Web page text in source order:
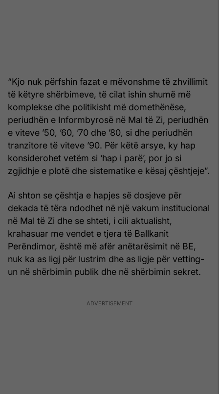
“Kjo nuk përfshin fazat e mëvonshme të zhvillimit
të këtyre shërbimeve, të cilat ishin shumë më
komplekse dhe politikisht më domethënëse,
periudhën e Informbyrosë në Mal të Zi, periudhën
e viteve ’50, ’60, ’70 dhe ’80, si dhe periudhën
tranzitore të viteve ’90. Për këtë arsye, ky hap
konsiderohet vetëm si ‘hap i parë’, por jo si
zgjidhje e plotë dhe sistematike e kësaj çështjeje”.
Ai shton se çështja e hapjes së dosjeve për
dekada të tëra ndodhet në një vakum institucional
në Mal të Zi dhe se shteti, i cili aktualisht,
krahasuar me vendet e tjera të Ballkanit
Perëndimor, është më afër anëtarësimit në BE,
nuk ka as ligj për lustrim dhe as ligje për vetting-
un në shërbimin publik dhe në shërbimin sekret.